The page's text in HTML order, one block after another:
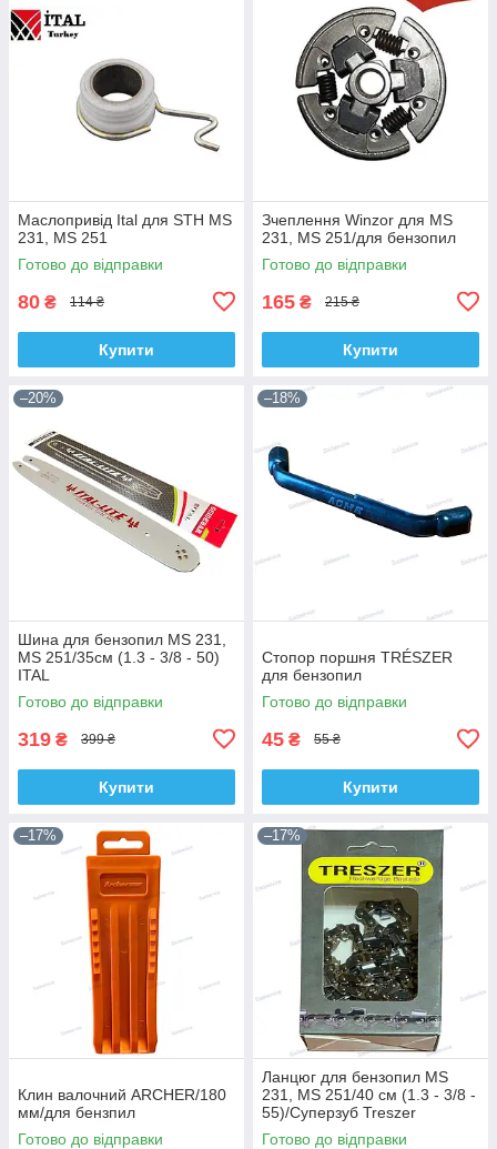
Маслопривід Ital для STH MS
231, MS 251
Готово до відправки
80 ₴ 114 ₴
Купити
Зчеплення Winzor для MS
231, MS 251/для бензопил
Готово до відправки
165 ₴ 215 ₴
Купити
–20%
Шина для бензопил MS 231,
MS 251/35см (1.3 - 3/8 - 50)
ITAL
Готово до відправки
319 ₴ 399 ₴
Купити
–18%
Стопор поршня TRÉSZER
для бензопил
Готово до відправки
45 ₴ 55 ₴
Купити
–17%
Клин валочний ARCHER/180
мм/для бензпил
Готово до відправки
–17%
Ланцюг для бензопил MS
231, MS 251/40 см (1.3 - 3/8 -
55)/Суперзуб Treszer
Готово до відправки